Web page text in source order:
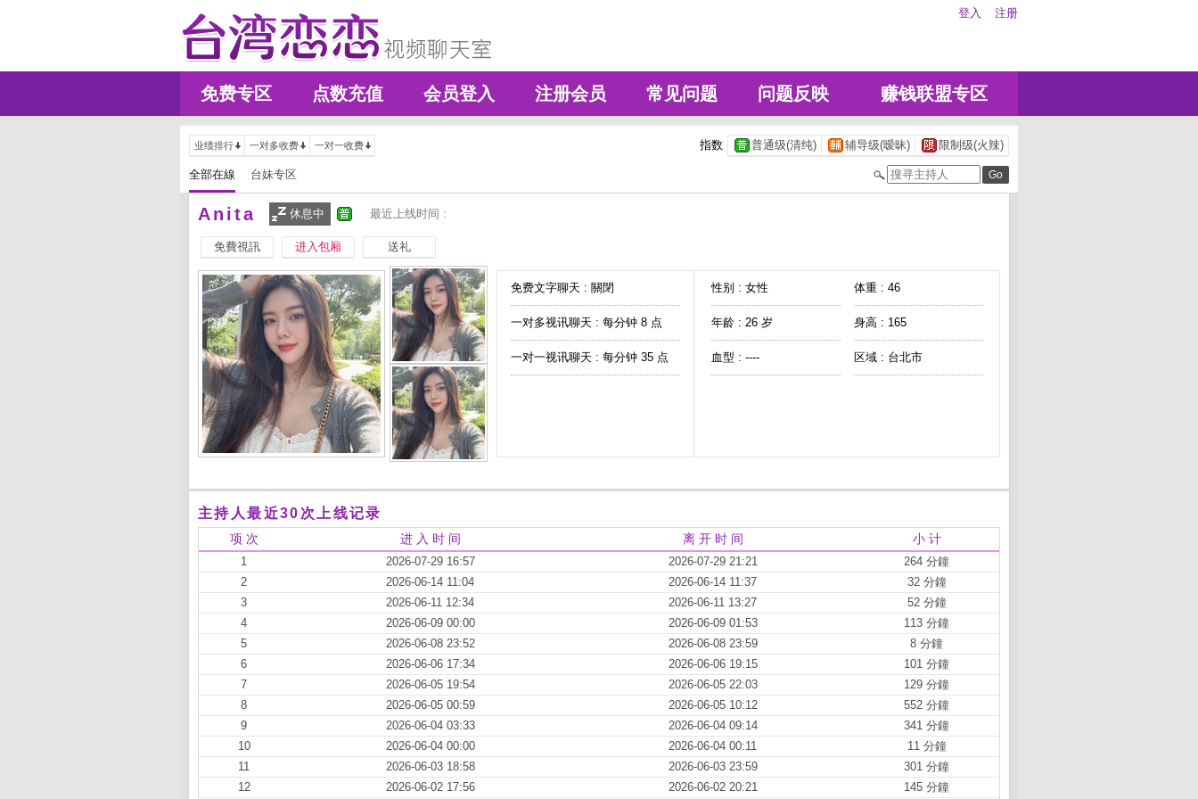
登入 注册
免费专区 点数充值 会员登入 注册会员 常见问题 问题反映 赚钱联盟专区
业绩排行 一对多收费 一对一收费 指数 普通级(清纯) 辅导级(暧昧) 限制级(火辣)
全部在線 台妹专区
Anita 休息中 最近上线时间 :
免費視訊 进入包厢 送礼
免费文字聊天 : 關閉
一对多视讯聊天 : 每分钟 8 点
一对一视讯聊天 : 每分钟 35 点
性别 : 女性 体重 : 46
年龄 : 26 岁 身高 : 165
血型 : ---- 区域 : 台北市
主持人最近30次上线记录
项 次 进 入 时 间 离 开 时 间 小 计
1 2026-07-29 16:57 2026-07-29 21:21
264 分鐘
2
2026-06-14 11:04 2026-06-14 11:37
32 分鐘
3
2026-06-11 12:34 2026-06-11 13:27
52 分鐘
4
2026-06-09 00:00 2026-06-09 01:53
113 分鐘
5
2026-06-08 23:52 2026-06-08 23:59
8 分鐘
6
2026-06-06 17:34 2026-06-06 19:15
101 分鐘
7
2026-06-05 19:54 2026-06-05 22:03
129 分鐘
8
2026-06-05 00:59 2026-06-05 10:12
552 分鐘
9
2026-06-04 03:33 2026-06-04 09:14
341 分鐘
10
2026-06-04 00:00 2026-06-04 00:11
11 分鐘
11
2026-06-03 18:58 2026-06-03 23:59
301 分鐘
12
2026-06-02 17:56 2026-06-02 20:21 145 分鐘